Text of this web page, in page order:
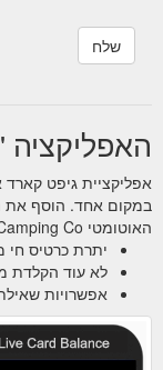
אפליקציית גיפט קארד
במקום אחד. הוסף את
האוטומטי The Boho Camping Co. של כרטיס מתנה בכמה לחיצות.
יתרת כרטיס חי
לא עוד הקלדת
אפשרויות